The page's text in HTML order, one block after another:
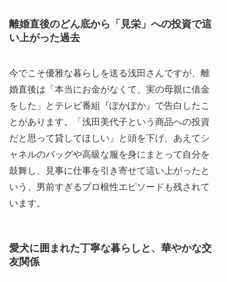
離婚直後のどん底から「見栄」への投資で這
い上がった過去
今でこそ優雅な暮らしを送る浅田さんですが、離
婚直後は「本当にお金がなくて、実の母親に借金
をした」とテレビ番組『ぽかぽか』で告白したこ
とがあります。「浅田美代子という商品への投資
だと思って貸してほしい」と頭を下げ、あえてシ
ャネルのバッグや高級な服を身にまとって自分を
鼓舞し、見事に仕事を引き寄せて這い上がったと
いう、男前すぎるプロ根性エピソードも残されて
います。
愛犬に囲まれた丁寧な暮らしと、華やかな交
友関係